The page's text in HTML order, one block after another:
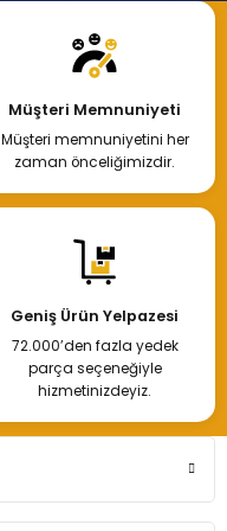
Müşteri Memnuniyeti
Müşteri memnuniyetini her
zaman önceliğimizdir.
Geniş Ürün Yelpazesi
72.000’den fazla yedek
parça seçeneğiyle
hizmetinizdeyiz.